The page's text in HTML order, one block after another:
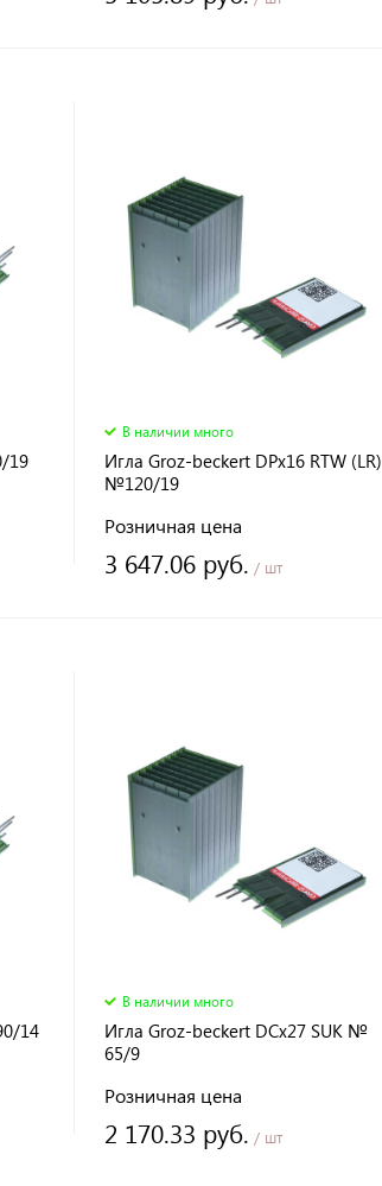
19
В наличии много
Игла Groz-beckert DPx16 RTW (LR)
№120/19
Розничная цена
3 647.06 руб. / шт
14
В наличии много
Игла Groz-beckert DCx27 SUK №
65/9
Розничная цена
2 170.33 руб. / шт